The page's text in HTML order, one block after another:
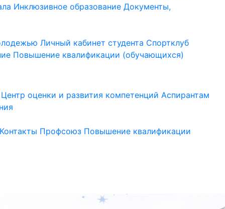
Инклюзивное образование Документы,
Личный кабинет студента Спортклуб
Повышение квалификации (обучающихся)
Центр оценки и развития компетенций Аспирантам
Контакты Профсоюз Повышение квалификации